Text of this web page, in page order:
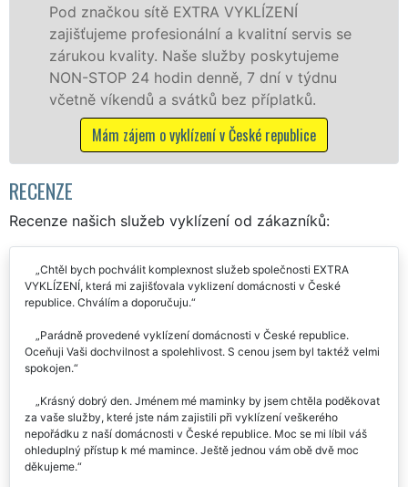
VYKLÍZENÍ
a kvalitní servis se
služby poskytujeme
denně, 7 dní v týdnu
bez příplatků.
v České republice
v České republice a
službu jak fyzickým,
osobám se zárukou
práce, a to NON-
Mám zájem o
RECENZE
Recenze našich služeb vyklízení od zákazníků:
Chtěl bych pochválit komplexnost služeb společnosti EXTRA
VYKLÍZENÍ, která mi zajišťovala vyklizení domácnosti v České
republice. Chválím a doporučuju.
Parádně provedené vyklízení domácnosti v České republice.
Oceňuji Vaši dochvilnost a spolehlivost. S cenou jsem byl taktéž velmi
spokojen.
Krásný dobrý den. Jménem mé maminky by jsem chtěla poděkovat
za vaše služby, které jste nám zajistili při vyklízení veškerého
nepořádku z naší domácnosti v České republice. Moc se mi líbil váš
ohleduplný přístup k mé mamince. Ještě jednou vám obě dvě moc
děkujeme.